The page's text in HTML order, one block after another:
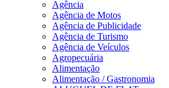
Agência
Agência de Motos
Agência de Publicidade
Agência de Turismo
Agência de Veículos
Agropecuária
Alimentação
Alimentação / Gastronomia